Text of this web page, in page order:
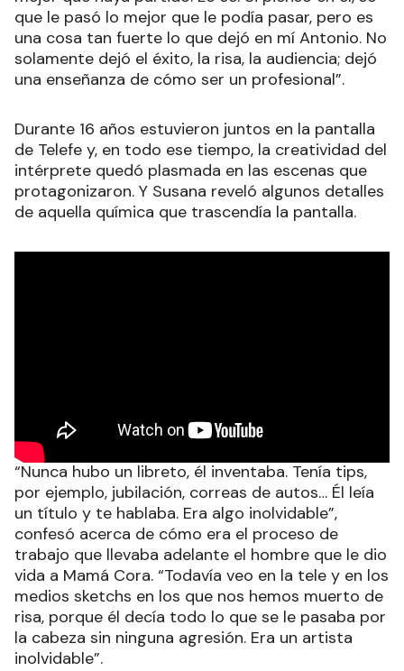
que le pasó lo mejor que le podía pasar, pero es
una cosa tan fuerte lo que dejó en mí Antonio. No
solamente dejó el éxito, la risa, la audiencia; dejó
una enseñanza de cómo ser un profesional”.
Durante 16 años estuvieron juntos en la pantalla
de Telefe y, en todo ese tiempo, la creatividad del
intérprete quedó plasmada en las escenas que
protagonizaron. Y Susana reveló algunos detalles
de aquella química que trascendía la pantalla.
“Nunca hubo un libreto, él inventaba. Tenía tips,
por ejemplo, jubilación, correas de autos… Él leía
un título y te hablaba. Era algo inolvidable”,
confesó acerca de cómo era el proceso de
trabajo que llevaba adelante el hombre que le dio
vida a Mamá Cora. “Todavía veo en la tele y en los
medios sketchs en los que nos hemos muerto de
risa, porque él decía todo lo que se le pasaba por
la cabeza sin ninguna agresión. Era un artista
inolvidable”.